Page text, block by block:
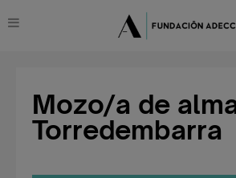
Mozo/a de
Torredembarra